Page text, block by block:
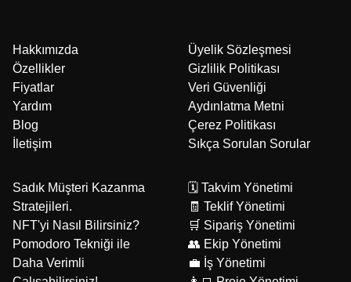
Hakkımızda
Özellikler
Fiyatlar
Yardım
Blog
İletişim
Üyelik Sözleşmesi
Gizlilik Politikası
Veri Güvenliği
Aydınlatma Metni
Çerez Politikası
Sıkça Sorulan Sorular
Sadık Müşteri Kazanma
Stratejileri.
NFT'yi Nasıl Bilirsiniz?
Pomodoro Tekniği ile
Daha Verimli
🗓️ Takvim Yönetimi
🧾 Teklif Yönetimi
🛒 Sipariş Yönetimi
👥 Ekip Yönetimi
💼 İş Yönetimi